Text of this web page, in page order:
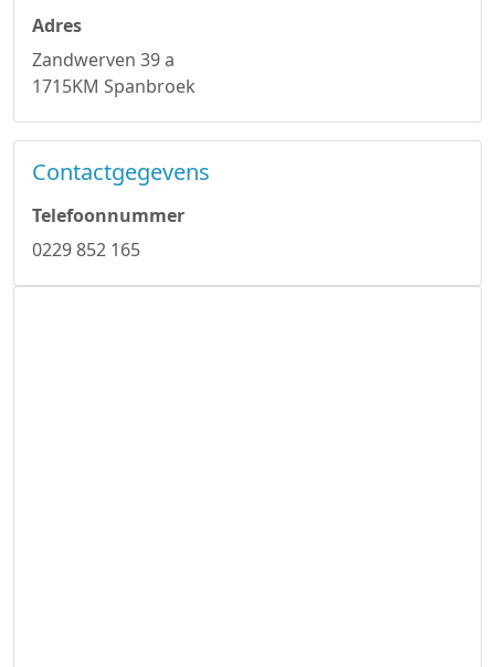
Adres
Zandwerven 39 a
1715KM Spanbroek
Contactgegevens
Telefoonnummer
0229 852 165